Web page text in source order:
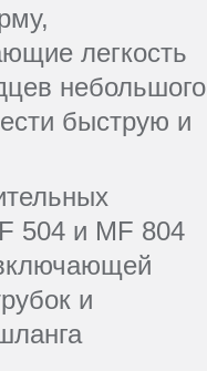
легкость
небольшого
быструю и
504 и MF 804
и